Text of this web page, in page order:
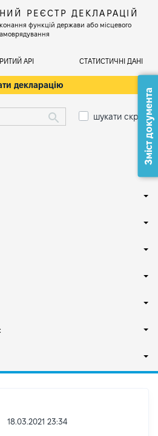
РЕЄСТР ДЕКЛАРАЦІЙ
функцій держави або місцевого
АРІ СТАТИСТИЧНІ ДАНІ
декларацію
шукати скрізь
18.03.2021 23:34
Зміст документа